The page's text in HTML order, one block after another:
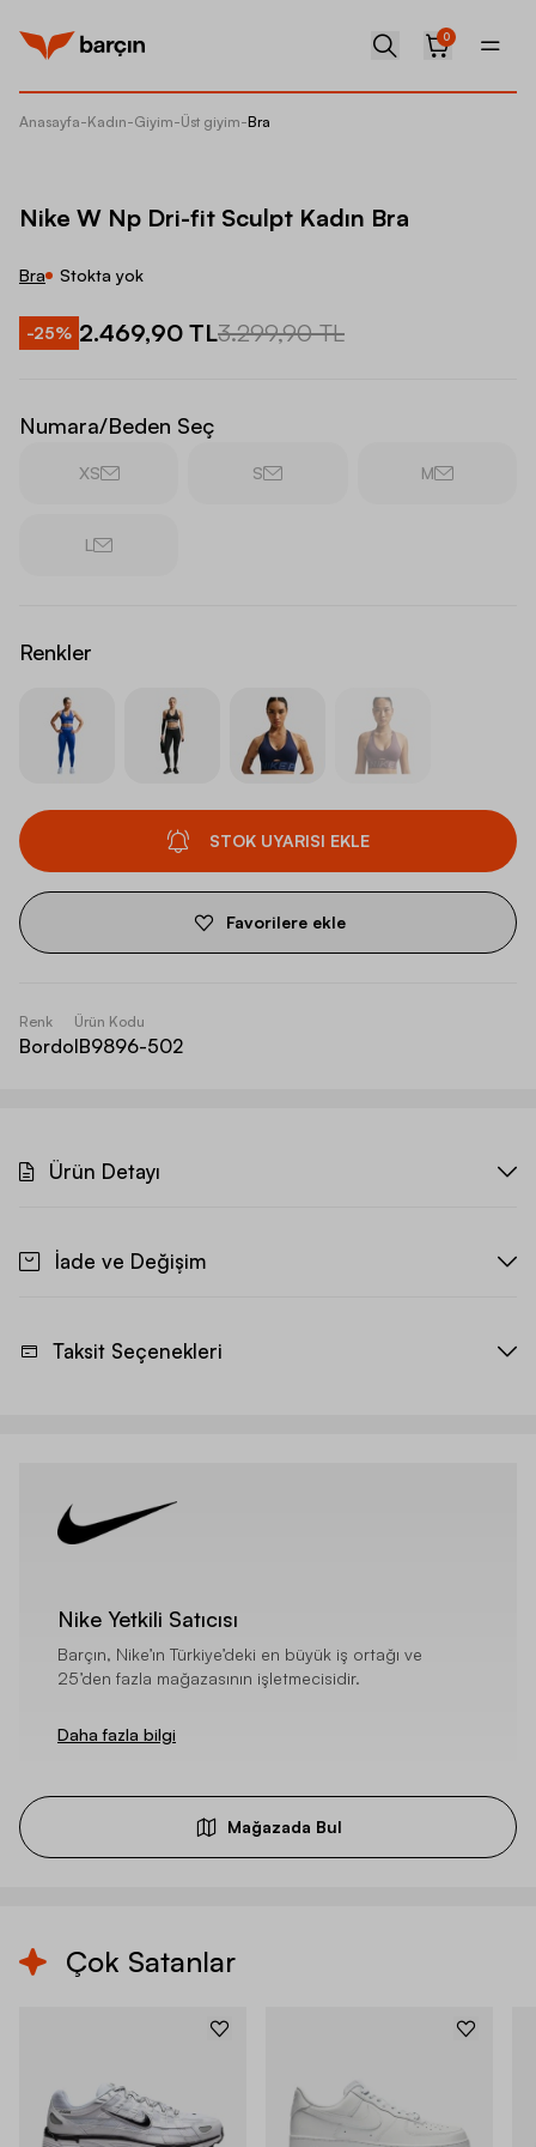
0
Anasayfa-Kadın-Giyim-Üst giyim-Bra
Nike W Np Dri-fit Sculpt Kadın Bra
Bra Stokta yok
-25% 2.469,90 TL3.299,90 TL
Numara/Beden Seç
XS S M
L
Renkler
STOK UYARISI EKLE
Favorilere ekle
Renk
Bordo
Ürün Kodu
IB9896-502
Ürün Detayı
İade ve Değişim
Taksit Seçenekleri
Nike Yetkili Satıcısı
Barçın, Nike’ın Türkiye’deki en büyük iş ortağı ve
25’den fazla mağazasının işletmecisidir.
Daha fazla bilgi
Mağazada Bul
Çok Satanlar